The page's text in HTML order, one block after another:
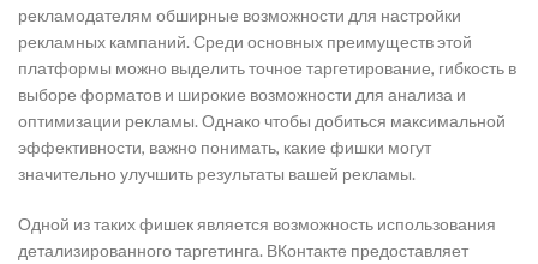
рекламодателям обширные возможности для настройки
рекламных кампаний. Среди основных преимуществ этой
платформы можно выделить точное таргетирование, гибкость в
выборе форматов и широкие возможности для анализа и
оптимизации рекламы. Однако чтобы добиться максимальной
эффективности, важно понимать, какие фишки могут
значительно улучшить результаты вашей рекламы.
Одной из таких фишек является возможность использования
детализированного таргетинга. ВКонтакте предоставляет